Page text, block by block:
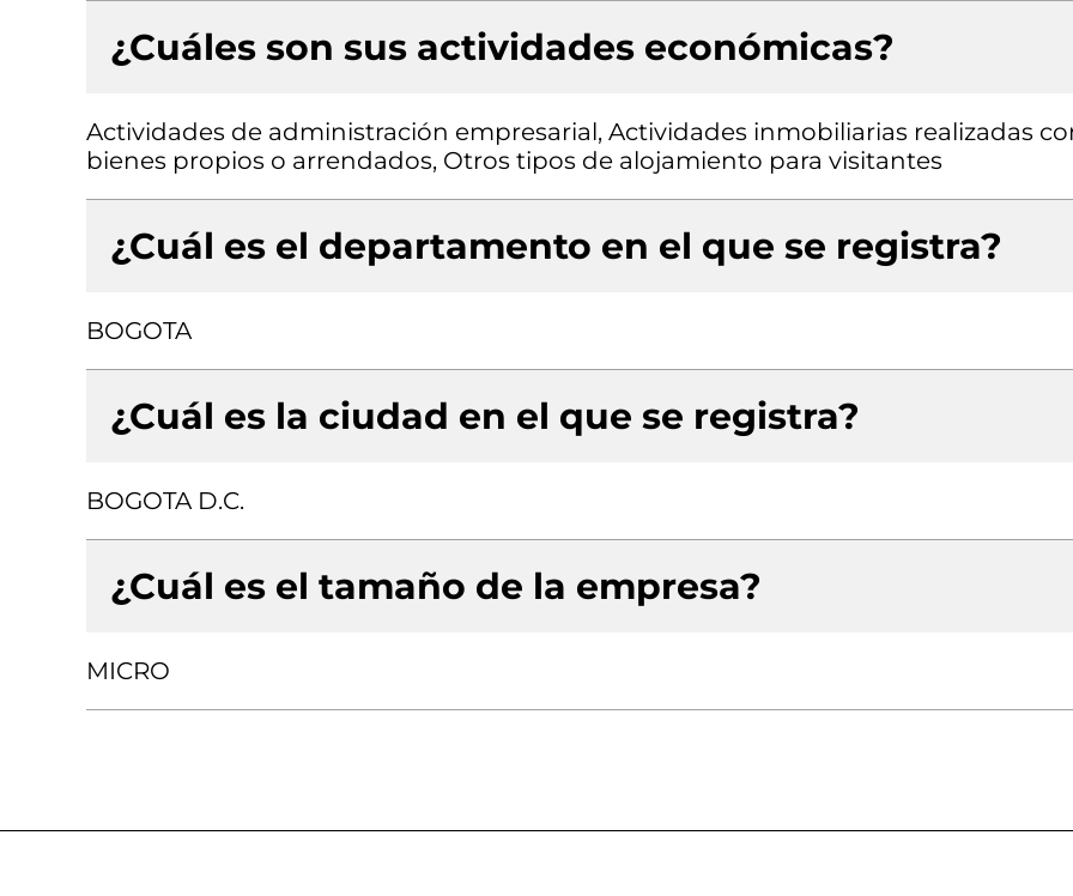
¿Cuáles son sus actividades económicas?
Actividades de administración empresarial, Actividades inmobiliarias realizadas
bienes propios o arrendados, Otros tipos de alojamiento para visitantes
¿Cuál es el departamento en el que se registra?
BOGOTA
¿Cuál es la ciudad en el que se registra?
BOGOTA D.C.
¿Cuál es el tamaño de la empresa?
MICRO